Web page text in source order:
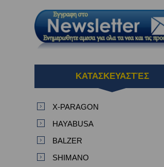
ΚΑΤΑΣΚΕΥΑΣΤΈΣ
X-PARAGON
HAYABUSA
BALZER
SHIMANO